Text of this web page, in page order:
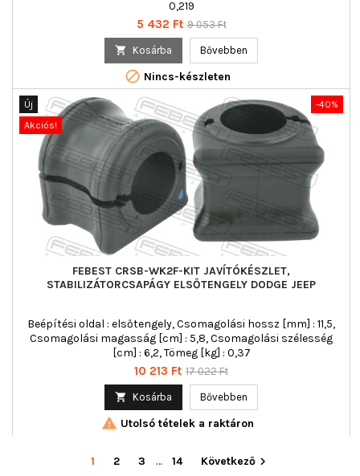
0,219
Ár
5 432 Ft Normál
9 053 Ft
 Kosárba Bővebben
 Nincs-készleten
-40%
Új
Akciós!
FEBEST CRSB-WK2F-KIT JAVÍTÓKÉSZLET,
STABILIZÁTORCSAPÁGY ELSŐTENGELY DODGE JEEP
Beépítési oldal : elsőtengely, Csomagolási hossz [mm] : 11,5,
Csomagolási magasság [cm] : 5,8, Csomagolási szélesség
[cm] : 6,2, Tömeg [kg] : 0,37
Ár
10 213 Ft Normál
17 022 Ft
 Kosárba Bővebben
 Utolsó tételek a raktáron
1 2 3 … 14 Következő